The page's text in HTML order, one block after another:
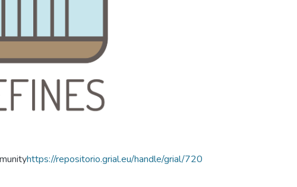
https://repositorio.grial.eu/handle/grial/720